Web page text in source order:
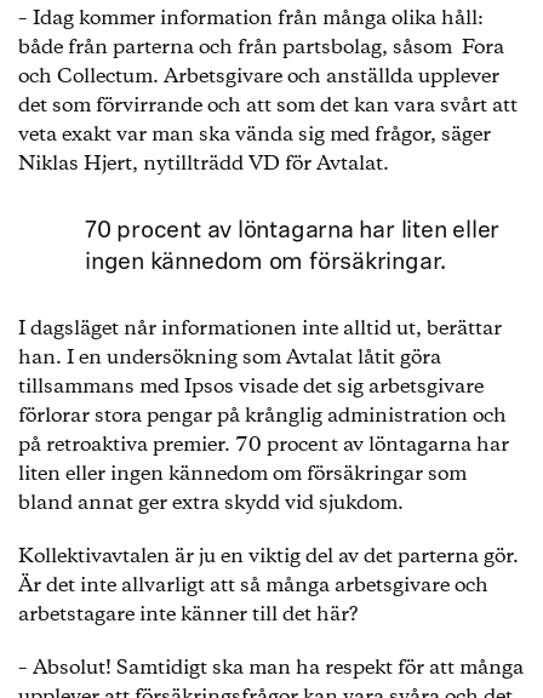
– Idag kommer information från många olika håll:
både från parterna och från partsbolag, såsom Fora
och Collectum. Arbetsgivare och anställda upplever
det som förvirrande och att som det kan vara svårt att
veta exakt var man ska vända sig med frågor, säger
Niklas Hjert, nytillträdd VD för Avtalat.
70 procent av löntagarna har liten eller
ingen kännedom om försäkringar.
I dagsläget når informationen inte alltid ut, berättar
han. I en undersökning som Avtalat låtit göra
tillsammans med Ipsos visade det sig arbetsgivare
förlorar stora pengar på krånglig administration och
på retroaktiva premier. 70 procent av löntagarna har
liten eller ingen kännedom om försäkringar som
bland annat ger extra skydd vid sjukdom.
Kollektivavtalen är ju en viktig del av det parterna gör.
Är det inte allvarligt att så många arbetsgivare och
arbetstagare inte känner till det här?
– Absolut! Samtidigt ska man ha respekt för att många